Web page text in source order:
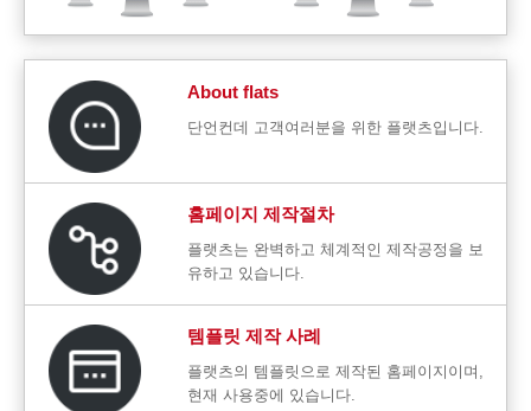
About flats
단언컨데 고객여러분을 위한 플랫츠입니다.
홈페이지 제작절차
플랫츠는 완벽하고 체계적인 제작공정을 보
유하고 있습니다.
템플릿 제작 사례
플랫츠의 템플릿으로 제작된 홈페이지이며,
현재 사용중에 있습니다.